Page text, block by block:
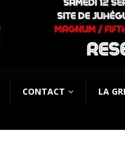
CONTACT LA